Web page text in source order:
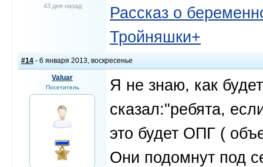
43 дня назад
Рассказ о
Тройняшки+
#14 - 6 января 2013, воскресенье
Valuar
Посетитель
Я не знаю, как
сказал:"ребята,
это будет ОПГ (
Они подомнут под